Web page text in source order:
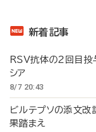
新着記事
RSV抗体の2回目
シア
8/7 20:43
ビルテプソの添文
果踏まえ